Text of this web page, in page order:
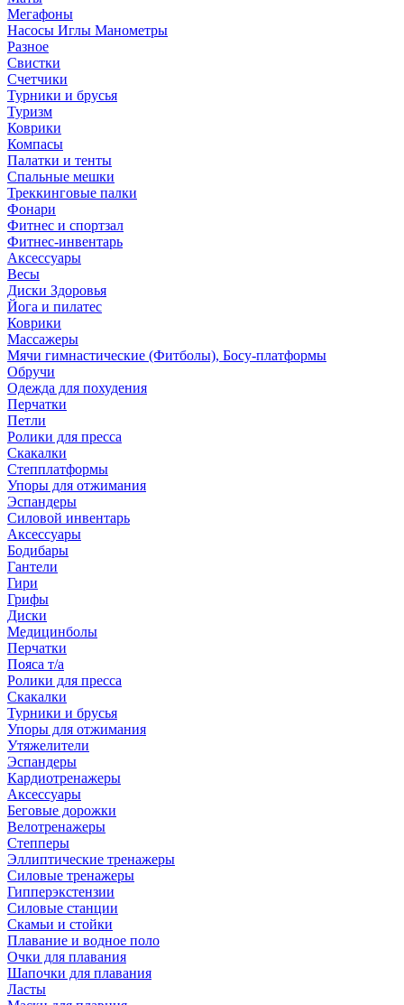
Мегафоны
Насосы Иглы Манометры
Разное
Свистки
Счетчики
Турники и брусья
Туризм
Коврики
Компасы
Палатки и тенты
Спальные мешки
Треккинговые палки
Фонари
Фитнес и спортзал
Фитнес-инвентарь
Аксессуары
Весы
Диски Здоровья
Йога и пилатес
Коврики
Массажеры
Мячи гимнастические (Фитболы), Босу-платформы
Обручи
Одежда для похудения
Перчатки
Петли
Ролики для пресса
Скакалки
Степплатформы
Упоры для отжимания
Эспандеры
Силовой инвентарь
Аксессуары
Бодибары
Гантели
Гири
Грифы
Диски
Медицинболы
Перчатки
Пояса т/а
Ролики для пресса
Скакалки
Турники и брусья
Упоры для отжимания
Утяжелители
Эспандеры
Кардиотренажеры
Аксессуары
Беговые дорожки
Велотренажеры
Степперы
Эллиптические тренажеры
Силовые тренажеры
Гипперэкстензии
Силовые станции
Скамьи и стойки
Плавание и водное поло
Очки для плавания
Шапочки для плавания
Ласты